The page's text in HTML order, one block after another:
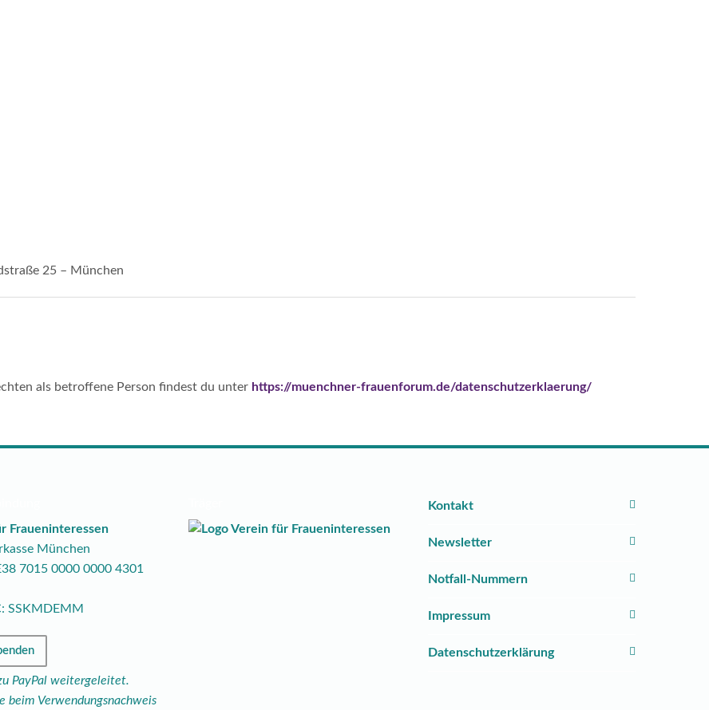
25 – München
als betroffene Person findest du unter https://muenchner-frauenforum.de/datenschutzerklaerung/
Fraueninteressen
München
7015 0000 0000 4301
SSKMDEMM
PayPal weitergeleitet.
beim Verwendungsnachweis
Kontakt
Newsletter
Notfall-Nummern
Impressum
Datenschutzerklärung